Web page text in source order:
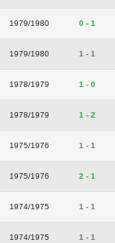
1979/1980 0 - 1
1979/1980 1 - 1
1978/1979 1 - 0
1978/1979 1 - 2
1975/1976 1 - 1
1975/1976 2 - 1
1974/1975 1 - 1
1974/1975 1 - 1